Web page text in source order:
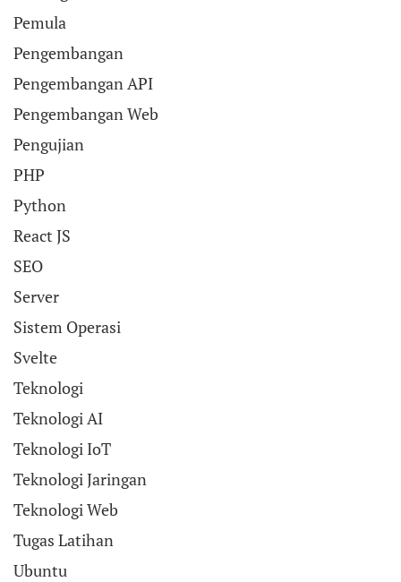
Pemula
Pengembangan
Pengembangan API
Pengembangan Web
Pengujian
PHP
Python
React JS
SEO
Server
Sistem Operasi
Svelte
Teknologi
Teknologi AI
Teknologi IoT
Teknologi Jaringan
Teknologi Web
Tugas Latihan
Ubuntu